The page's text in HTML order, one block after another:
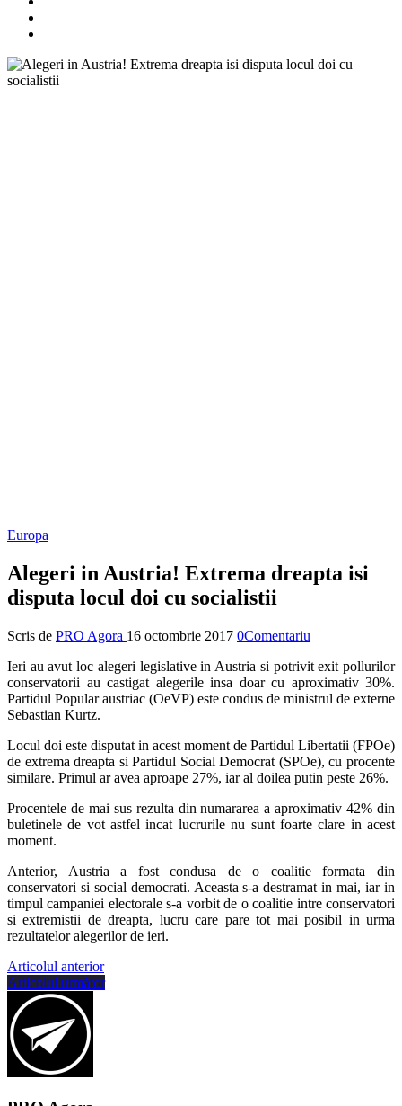
Europa
Alegeri in Austria! Extrema dreapta isi
disputa locul doi cu socialistii
Scris de PRO Agora 16 octombrie 2017 0Comentariu
Ieri au avut loc alegeri legislative in Austria si potrivit exit pollurilor
conservatorii au castigat alegerile insa doar cu aproximativ 30%.
Partidul Popular austriac (OeVP) este condus de ministrul de externe
Sebastian Kurtz.
Locul doi este disputat in acest moment de Partidul Libertatii (FPOe)
de extrema dreapta si Partidul Social Democrat (SPOe), cu procente
similare. Primul ar avea aproape 27%, iar al doilea putin peste 26%.
Procentele de mai sus rezulta din numararea a aproximativ 42% din
buletinele de vot astfel incat lucrurile nu sunt foarte clare in acest
moment.
Anterior, Austria a fost condusa de o coalitie formata din
conservatori si social democrati. Aceasta s-a destramat in mai, iar in
timpul campaniei electorale s-a vorbit de o coalitie intre conservatori
si extremistii de dreapta, lucru care pare tot mai posibil in urma
rezultatelor alegerilor de ieri.
Articolul anterior
Articolul următor